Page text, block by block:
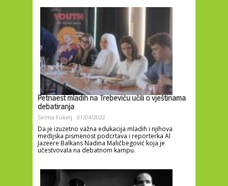
Petnaest mladih na Trebeviću učili o vještinama
debatiranja
Selma Fukelj 01/04/2022
Da je izuzetno važna edukacija mladih i njihova
medijska pismenost podcrtava i reporterka Al
Jazeere Balkans Nadina Maličbegović koja je
učestvovala na debatnom kampu.